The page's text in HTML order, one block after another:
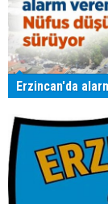
Erzincan'da